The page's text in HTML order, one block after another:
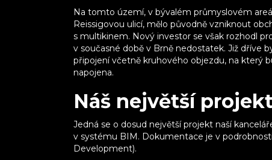
Na tomto území, v bývalém průmyslovém
Reissigovou ulicí, mělo původně vzniknout
s multikinem. Nový investor se však rozhodl
v současné době v Brně nedostatek. Již dříve
připojení včetně kruhového objezdu, na který
napojena.
Náš největší
Jedná se o dosud největší projekt naší
v systému BIM. Dokumentace je v
Development).